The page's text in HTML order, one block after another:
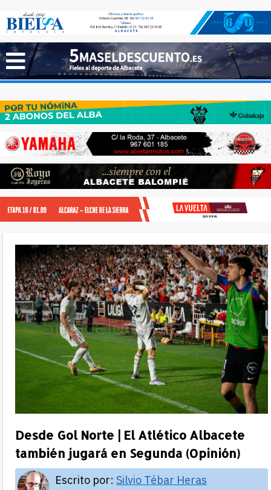
Desde Gol Norte | El Atlético Albacete
también jugará en Segunda (Opinión)
Escrito por: Silvio Tébar Heras